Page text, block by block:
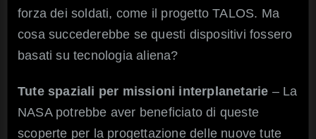
forza dei soldati, come il progetto TALOS. Ma
cosa succederebbe se questi dispositivi fossero
basati su tecnologia aliena?
Tute spaziali per missioni interplanetarie – La
NASA potrebbe aver beneficiato di queste
scoperte per la progettazione delle nuove tute